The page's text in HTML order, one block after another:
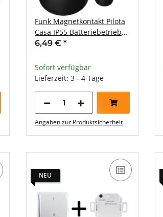
Funk Magnetkontakt Pilota
Casa IP55 Batteriebetrieb
max. 30m
6,49 € *
Sofort verfügbar
Lieferzeit: 3 - 4 Tage
Angaben zur Produktsicherheit
NEU